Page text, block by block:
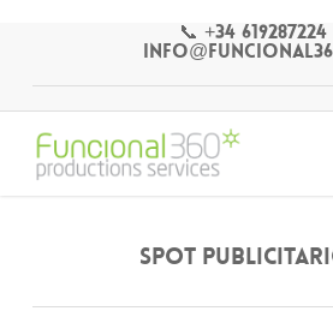
content
📞 +34 619287224
Spot